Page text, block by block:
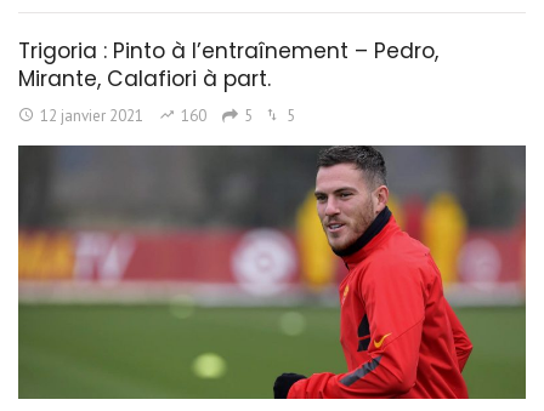
Trigoria : Pinto à l’entraînement – Pedro,
Mirante, Calafiori à part.
12 janvier 2021 160 5 5